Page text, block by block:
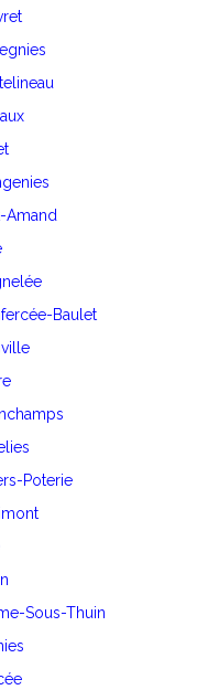
Amand
Baulet
Poterie
Sous-Thuin